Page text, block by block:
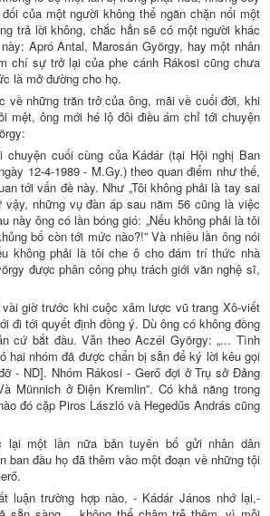
của một người không thể ngăn chặn nổi một
trả lời không, chắc hẳn sẽ có một người khác
Apró Antal, Marosán György, hay một nhân
chí sự trở lại của phe cánh Rákosi cũng chưa
là mở đường cho họ.
về những trăn trở của ông, mãi về cuối đời, khi
mệt, ông mới hé lộ đôi điều ám chỉ tới chuyện
chuyện cuối cùng của Kádár (tại Hội nghị Ban
12-4-1989 - M.Gy.) theo quan điểm như thế,
tới vấn đề này. Như „Tôi không phải là tay sai
vậy, những vụ đàn áp sau năm 56 cũng là việc
này ông có lần bóng gió: „Nếu không phải là tôi
bố còn tới mức nào?!” Và nhiều lần ông nói
không phải là tôi che ô cho đám trí thức nhà
được phân công phụ trách giới văn nghệ sĩ,
giờ trước khi cuộc xâm lược vũ trang Xô-viết
đi tới quyết định đồng ý. Dù ông có không đồng
cứ bắt đầu. Vẫn theo Aczél György: „... Tình
hai nhóm đã được chẩn bị sẵn để ký lời kêu gọi
- ND]. Nhóm Rákosi - Gerő đợi ở Trụ sở Đảng
Münnich ở Điện Kremlin”. Có khả năng trong
đó cặp Piros László và Hegedűs András cũng
lại một lần nữa bản tuyên bố gửi nhân dân
ban đầu họ đã thêm vào một đoạn về những tội
luận trường hợp nào, - Kádár János nhớ lại,-